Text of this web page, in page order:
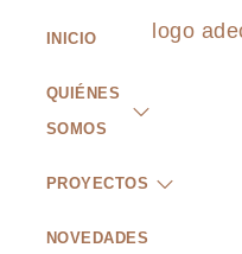
INICIO
QUIÉNES
SOMOS
PROYECTOS
NOVEDADES